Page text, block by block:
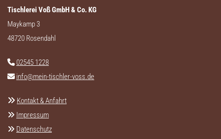
Tischlerei Voß GmbH & Co. KG
Maykamp 3
48720 Rosendahl
 02545 1228
 info@mein-tischler-voss.de
 Kontakt & Anfahrt
 Impressum
 Datenschutz